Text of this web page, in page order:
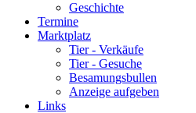
Geschichte
Termine
Marktplatz
Tier - Verkäufe
Tier - Gesuche
Besamungsbullen
Anzeige aufgeben
Links